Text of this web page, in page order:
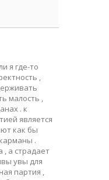
я где-то
,
малость ,
. к
является
как бы
.
, а страдает
увы для
партия ,